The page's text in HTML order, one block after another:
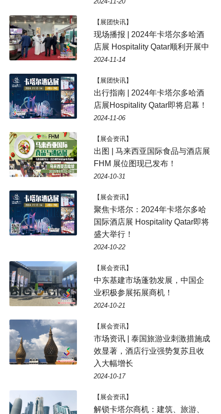
【展团快讯】
现场播报 | 2024年卡塔尔多哈酒
店展 Hospitality Qatar顺利开展中
2024-11-14
【展团快讯】
出行指南 | 2024年卡塔尔多哈酒
店展Hospitality Qatar即将启幕！
2024-11-06
【展会资讯】
出图 | 马来西亚国际食品与酒店展
FHM 展位图现已发布！
2024-10-31
【展会资讯】
聚焦卡塔尔：2024年卡塔尔多哈
国际酒店展 Hospitality Qatar即将
盛大举行！
2024-10-22
【展会资讯】
中东基建市场蓬勃发展，中国企
业积极参展拓展商机！
2024-10-21
【展会资讯】
市场资讯 | 泰国旅游业刺激措施成
效显著，酒店行业强势复苏且收
入大幅增长
2024-10-17
【展会资讯】
解锁卡塔尔商机：建筑、旅游、